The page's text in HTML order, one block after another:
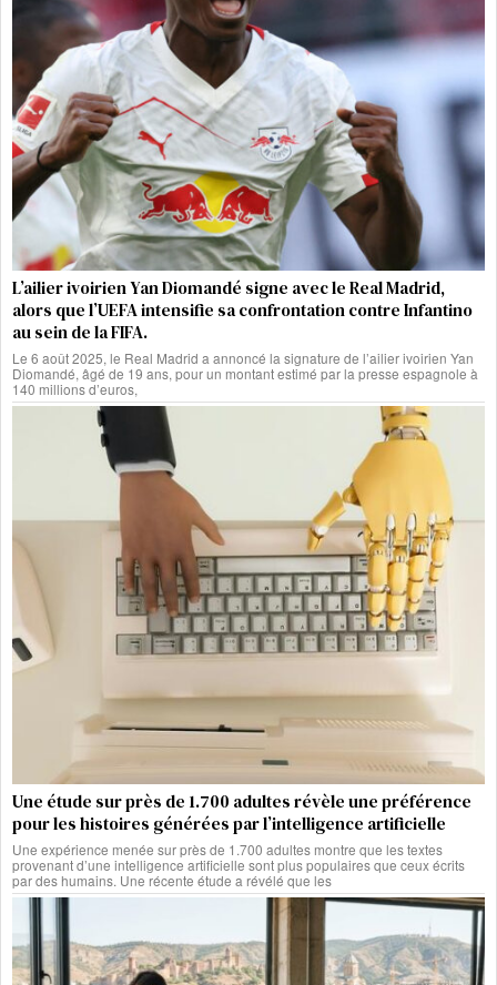
L’ailier ivoirien Yan Diomandé signe avec le Real Madrid,
alors que l’UEFA intensifie sa confrontation contre Infantino
au sein de la FIFA.
Le 6 août 2025, le Real Madrid a annoncé la signature de l’ailier ivoirien Yan
Diomandé, âgé de 19 ans, pour un montant estimé par la presse espagnole à
140 millions d’euros,
Une étude sur près de 1.700 adultes révèle une préférence
pour les histoires générées par l’intelligence artificielle
Une expérience menée sur près de 1.700 adultes montre que les textes
provenant d’une intelligence artificielle sont plus populaires que ceux écrits
par des humains. Une récente étude a révélé que les